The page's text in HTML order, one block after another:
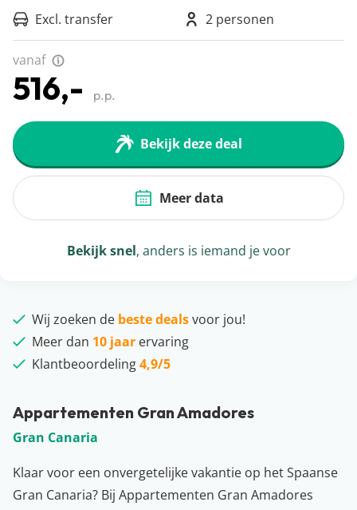
Appartementen Gran Amadores
Gran Canaria
Klaar voor een onvergetelijke vakantie op het Spaanse
Gran Canaria? Bij Appartementen Gran Amadores
Excl. transfer
2 personen
vanaf
516,- p.p.
Bekijk deze deal
Meer data
Bekijk snel, anders is iemand je voor
Wij zoeken de beste dealsvoor jou!
Meer dan 10 jaar ervaring
Klantbeoordeling4,9/5